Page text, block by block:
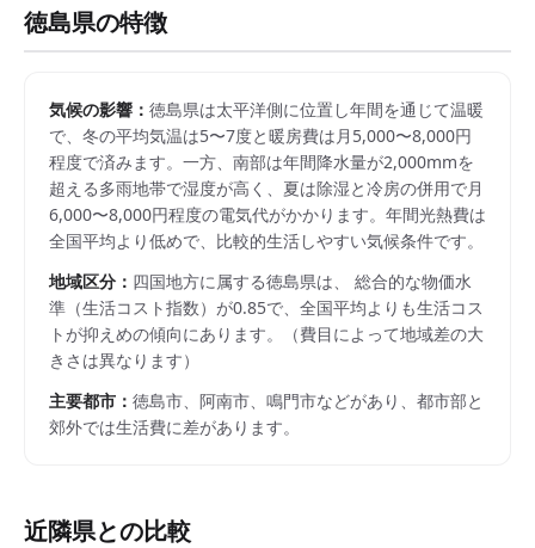
徳島県の特徴
気候の影響： 徳島県は太平洋側に位置し年間を通じて温暖
で、冬の平均気温は5〜7度と暖房費は月5,000〜8,000円
程度で済みます。一方、南部は年間降水量が2,000mmを
超える多雨地帯で湿度が高く、夏は除湿と冷房の併用で月
6,000〜8,000円程度の電気代がかかります。年間光熱費は
全国平均より低めで、比較的生活しやすい気候条件です。
地域区分： 四国地方に属する徳島県は、 総合的な物価水
準（生活コスト指数）が0.85で、 全国平均よりも生活コス
トが抑えめの傾向にあります。
（費目によって地域差の大
きさは異なります）
主要都市： 徳島市、阿南市、鳴門市などがあり、都市部と
郊外では生活費に差があります。
近隣県との比較